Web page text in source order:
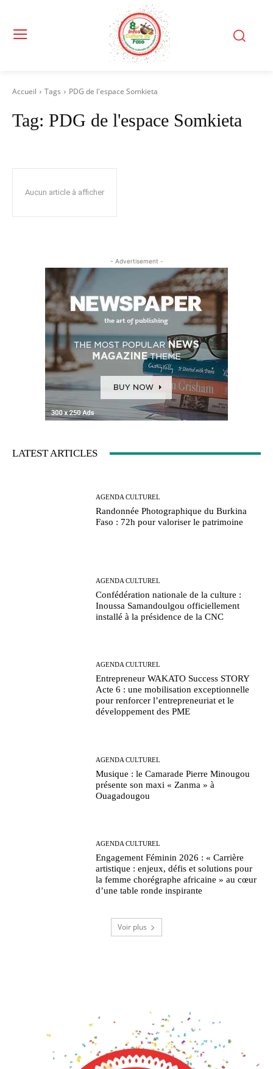
Accueil Tags PDG de l'espace Somkieta
Tag: PDG de l'espace Somkieta
Aucun article à afficher
- Advertisement -
LATEST ARTICLES
AGENDA CULTUREL
Randonnée Photographique du Burkina
Faso : 72h pour valoriser le patrimoine
AGENDA CULTUREL
Confédération nationale de la culture :
Inoussa Samandoulgou officiellement
installé à la présidence de la CNC
AGENDA CULTUREL
Entrepreneur WAKATO Success STORY
Acte 6 : une mobilisation exceptionnelle
pour renforcer l’entrepreneuriat et le
développement des PME
AGENDA CULTUREL
Musique : le Camarade Pierre Minougou
présente son maxi « Zanma » à
Ouagadougou
AGENDA CULTUREL
Engagement Féminin 2026 : « Carrière
artistique : enjeux, défis et solutions pour
la femme chorégraphe africaine » au cœur
d’une table ronde inspirante
Voir plus